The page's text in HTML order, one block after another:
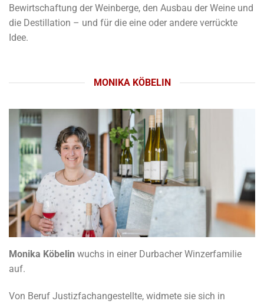
Bewirtschaftung der Weinberge, den Ausbau der Weine und
die Destillation – und für die eine oder andere verrückte
Idee.
MONIKA KÖBELIN
Monika Köbelin wuchs in einer Durbacher Winzerfamilie
auf.
Von Beruf Justizfachangestellte, widmete sie sich in